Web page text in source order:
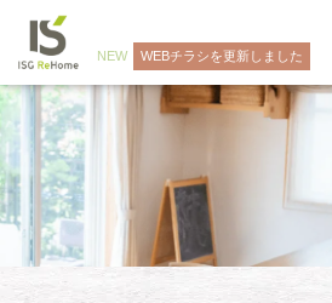
NEW WEBチラシを更新しました